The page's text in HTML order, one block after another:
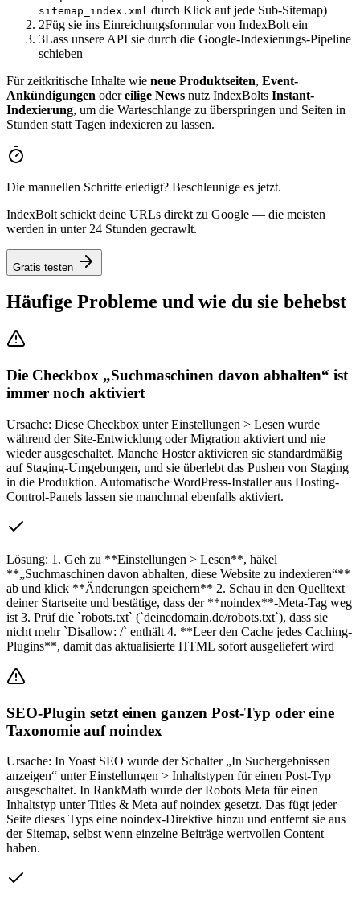
sitemap_index.xml durch Klick auf jede Sub-Sitemap)
2Füg sie ins Einreichungsformular von IndexBolt ein
3Lass unsere API sie durch die Google-Indexierungs-Pipeline
schieben
Für zeitkritische Inhalte wie neue Produktseiten, Event-
Ankündigungen odereilige News nutz IndexBolts Instant-
Indexierung, um die Warteschlange zu überspringen und Seiten in
Stunden statt Tagen indexieren zu lassen.
Die manuellen Schritte erledigt? Beschleunige es jetzt.
IndexBolt schickt deine URLs direkt zu Google — die meisten
werden in unter 24 Stunden gecrawlt.
Gratis testen
Häufige Probleme und wie du sie behebst
Die Checkbox „Suchmaschinen davon abhalten“ ist
immer noch aktiviert
Ursache: Diese Checkbox unter Einstellungen > Lesen wurde
während der Site-Entwicklung oder Migration aktiviert und nie
wieder ausgeschaltet. Manche Hoster aktivieren sie standardmäßig
auf Staging-Umgebungen, und sie überlebt das Pushen von Staging
in die Produktion. Automatische WordPress-Installer aus Hosting-
Control-Panels lassen sie manchmal ebenfalls aktiviert.
Lösung: 1. Geh zu **Einstellungen > Lesen**, häkel
**„Suchmaschinen davon abhalten, diese Website zu indexieren“**
ab und klick **Änderungen speichern** 2. Schau in den Quelltext
deiner Startseite und bestätige, dass der **noindex**-Meta-Tag weg
ist 3. Prüf die `robots.txt` (`deinedomain.de/robots.txt`), dass sie
nicht mehr `Disallow: /` enthält 4. **Leer den Cache jedes Caching-
Plugins**, damit das aktualisierte HTML sofort ausgeliefert wird
SEO-Plugin setzt einen ganzen Post-Typ oder eine
Taxonomie auf noindex
Ursache: In Yoast SEO wurde der Schalter „In Suchergebnissen
anzeigen“ unter Einstellungen > Inhaltstypen für einen Post-Typ
ausgeschaltet. In RankMath wurde der Robots Meta für einen
Inhaltstyp unter Titles & Meta auf noindex gesetzt. Das fügt jeder
Seite dieses Typs eine noindex-Direktive hinzu und entfernt sie aus
der Sitemap, selbst wenn einzelne Beiträge wertvollen Content
haben.